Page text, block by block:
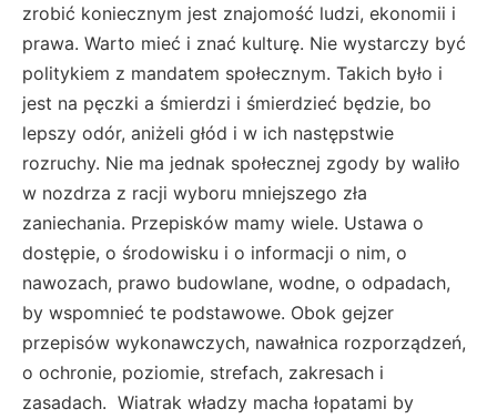
zrobić koniecznym jest znajomość ludzi, ekonomii i
prawa. Warto mieć i znać kulturę. Nie wystarczy być
politykiem z mandatem społecznym. Takich było i
jest na pęczki a śmierdzi i śmierdzieć będzie, bo
lepszy odór, aniżeli głód i w ich następstwie
rozruchy. Nie ma jednak społecznej zgody by waliło
w nozdrza z racji wyboru mniejszego zła
zaniechania. Przepisków mamy wiele. Ustawa o
dostępie, o środowisku i o informacji o nim, o
nawozach, prawo budowlane, wodne, o odpadach,
by wspomnieć te podstawowe. Obok gejzer
przepisów wykonawczych, nawałnica rozporządzeń,
o ochronie, poziomie, strefach, zakresach i
zasadach. Wiatrak władzy macha łopatami by